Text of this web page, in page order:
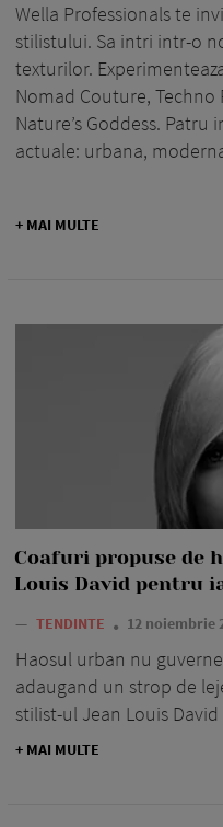
Wella Professionals te
stilistului. Sa intri intr-o
texturilor.
Nomad Couture, Techno
Nature’s Goddess.
actuale: urbana,
+ MAI MULTE
Coafuri propuse de
Louis David pentru
— TENDINTE 12 noiembrie
Haosul urban nu
adaugand un strop de
stilist-ul Jean Louis
+ MAI MULTE